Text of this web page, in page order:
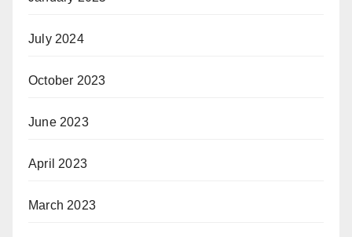
July 2024
October 2023
June 2023
April 2023
March 2023